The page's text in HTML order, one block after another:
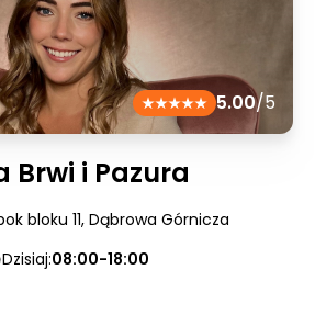
5.00/5
Brwi i Pazura
bloku 11, Dąbrowa Górnicza
Dzisiaj:08:00-18:00